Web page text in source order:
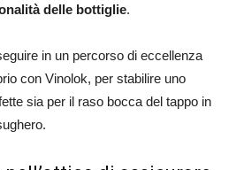
delle bottiglie.
in un percorso di eccellenza
con Vinolok, per stabilire uno
sia per il raso bocca del tappo in